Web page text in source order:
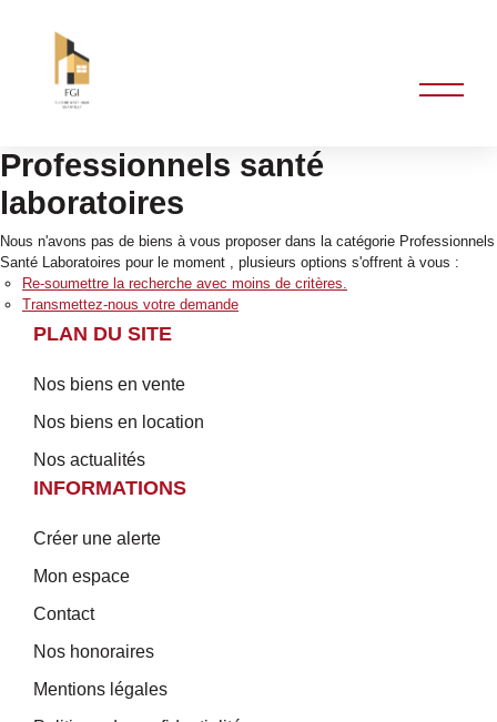
Professionnels santé
laboratoires
Nous n'avons pas de biens à vous proposer dans la catégorie Professionnels
Santé Laboratoires pour le moment , plusieurs options s'offrent à vous :
Re-soumettre la recherche avec moins de critères.
Transmettez-nous votre demande
PLAN DU SITE
Nos biens en vente
Nos biens en location
Nos actualités
INFORMATIONS
Créer une alerte
Mon espace
Contact
Nos honoraires
Mentions légales